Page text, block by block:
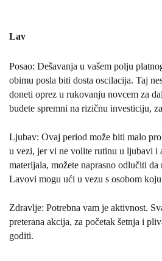
Lav
Posao: Dešavanja u vašem polju
obimu posla biti dosta oscilacija. Taj
doneti oprez u rukovanju novcem za
budete spremni na rizičnu investiciju,
Ljubav: Ovaj period može biti malo
u vezi, jer vi ne volite rutinu u ljubavi i
materijala, možete naprasno odlučiti da
Lavovi mogu ući u vezu s osobom
Zdravlje: Potrebna vam je aktivnost.
preterana akcija, za početak šetnja i
goditi.